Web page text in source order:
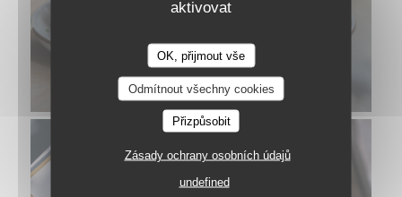
aktivovat
OK, přijmout vše
Odmítnout všechny cookies
Přizpůsobit
Zásady ochrany osobních údajů
undefined